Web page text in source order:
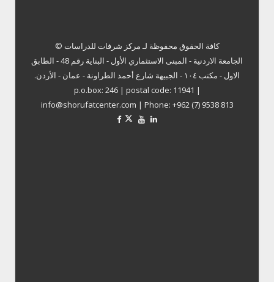
كافة الحقوق محفوظة لـ مركز شرفات للدراسات ©
الجامعة الاردنية - المبنى الاستثماري الأول - البناية رقم 48 - الطابق
الاول - مكتب ١٠٤ - الجبيهة شارع أحمد الطراونة - عمان - الأردن.
p.o.box: 246 | postal code: 11941 |
info@shorufatcenter.com | Phone: +962 (7) 9538 813